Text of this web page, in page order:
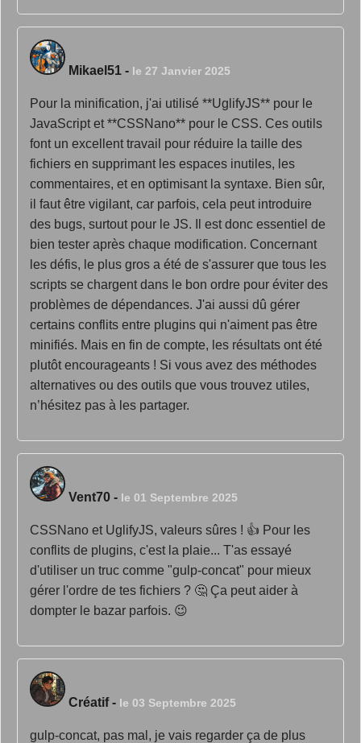
Mikael51 - le 27 Janvier 2025
Pour la minification, j'ai utilisé **UglifyJS** pour le
JavaScript et **CSSNano** pour le CSS. Ces outils
font un excellent travail pour réduire la taille des
fichiers en supprimant les espaces inutiles, les
commentaires, et en optimisant la syntaxe. Bien sûr,
il faut être vigilant, car parfois, cela peut introduire
des bugs, surtout pour le JS. Il est donc essentiel de
bien tester après chaque modification. Concernant
les défis, le plus gros a été de s'assurer que tous les
scripts se chargent dans le bon ordre pour éviter des
problèmes de dépendances. J'ai aussi dû gérer
certains conflits entre plugins qui n'aiment pas être
minifiés. Mais en fin de compte, les résultats ont été
plutôt encourageants ! Si vous avez des méthodes
alternatives ou des outils que vous trouvez utiles,
n’hésitez pas à les partager.
Vent70 - le 01 Septembre 2025
CSSNano et UglifyJS, valeurs sûres ! 👍 Pour les
conflits de plugins, c'est la plaie... T'as essayé
d'utiliser un truc comme "gulp-concat" pour mieux
gérer l'ordre de tes fichiers ? 🤔 Ça peut aider à
dompter le bazar parfois. 😉
Créatif- le 03 Septembre 2025
gulp-concat, pas mal, je vais regarder ça de plus